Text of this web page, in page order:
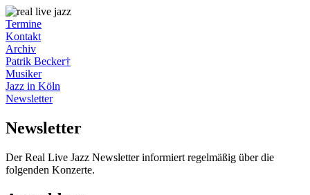
Termine
Kontakt
Archiv
Patrik Becker†
Musiker
Jazz in Köln
Newsletter
Newsletter
Der Real Live Jazz Newsletter informiert regelmäßig über die
folgenden Konzerte.